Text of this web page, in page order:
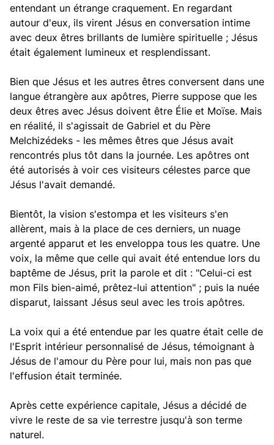
entendant un étrange craquement. En regardant
autour d'eux, ils virent Jésus en conversation intime
avec deux êtres brillants de lumière spirituelle ; Jésus
était également lumineux et resplendissant.
Bien que Jésus et les autres êtres conversent dans une
langue étrangère aux apôtres, Pierre suppose que les
deux êtres avec Jésus doivent être Élie et Moïse. Mais
en réalité, il s'agissait de Gabriel et du Père
Melchizédeks - les mêmes êtres que Jésus avait
rencontrés plus tôt dans la journée. Les apôtres ont
été autorisés à voir ces visiteurs célestes parce que
Jésus l'avait demandé.
Bientôt, la vision s'estompa et les visiteurs s'en
allèrent, mais à la place de ces derniers, un nuage
argenté apparut et les enveloppa tous les quatre. Une
voix, la même que celle qui avait été entendue lors du
baptême de Jésus, prit la parole et dit : "Celui-ci est
mon Fils bien-aimé, prêtez-lui attention" ; puis la nuée
disparut, laissant Jésus seul avec les trois apôtres.
La voix qui a été entendue par les quatre était celle de
l'Esprit intérieur personnalisé de Jésus, témoignant à
Jésus de l'amour du Père pour lui, mais non pas que
l'effusion était terminée.
Après cette expérience capitale, Jésus a décidé de
vivre le reste de sa vie terrestre jusqu'à son terme
naturel.